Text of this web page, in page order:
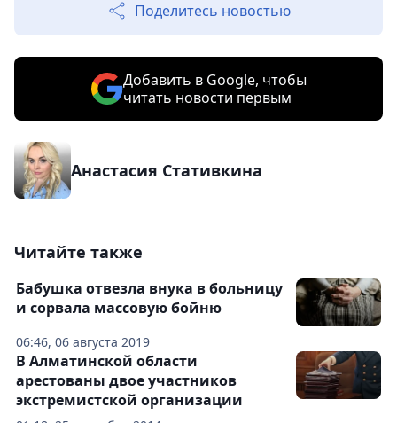
Поделитесь новостью
Добавить в Google, чтобы
читать новости первым
Анастасия Стативкина
Читайте также
06:46, 06 августа 2019
Бабушка отвезла внука в больницу
и сорвала массовую бойню
В Алматинской области
арестованы двое участников
экстремистской организации